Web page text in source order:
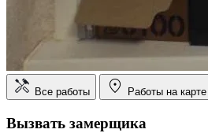
Все работы Работы на карте
Вызвать замерщика